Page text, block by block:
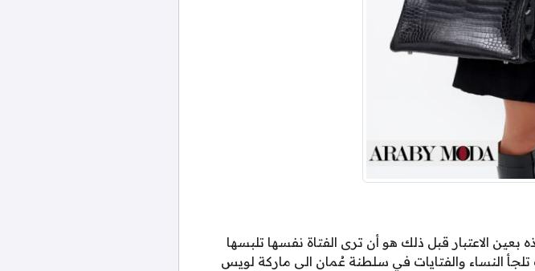
الاعتبار قبل ذلك هو أن ترى الفتاة نفسها تلبسها
النساء والفتايات في سلطنة عُمان الى ماركة لويس